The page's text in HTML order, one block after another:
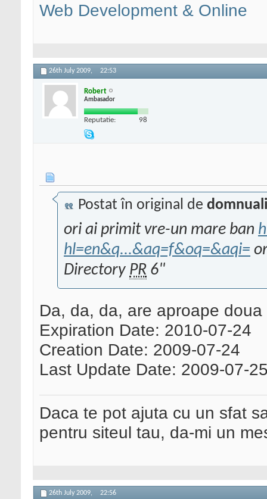
Web Development & Online
26th July 2009, 22:53
Robert
Ambasador
Reputatie: 98
Postat în original de
ori ai primit vre-un mare ban
hl=en&q...&aq=f&oq=&aqi=
Directory PR 6"
Da, da, da, are aproape
Expiration Date: 2010-07-24
Creation Date: 2009-07-24
Last Update Date: 2009-07-
Daca te pot ajuta cu un sfat
pentru siteul tau, da-mi un
26th July 2009, 22:56